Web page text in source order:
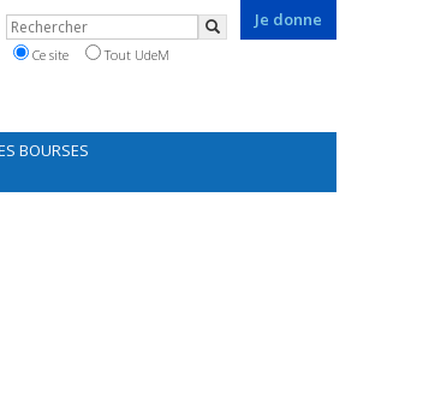
Je donne
Rechercher
Rechercher
Ce site Tout UdeM
BOURSES